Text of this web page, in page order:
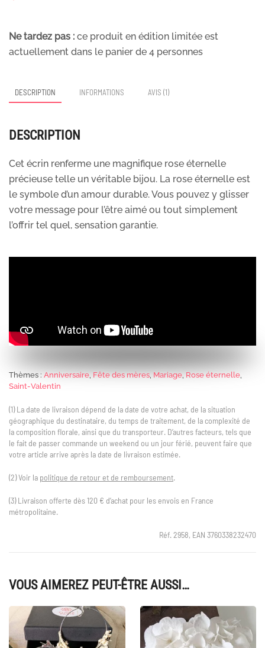
Ne tardez pas : ce produit en édition limitée est
actuellement dans le panier de 4 personnes
DESCRIPTION INFORMATIONS AVIS (1)
DESCRIPTION
Cet écrin renferme une magnifique rose éternelle
précieuse telle un véritable bijou. La rose éternelle est
le symbole d’un amour durable. Vous pouvez y glisser
votre message pour l’être aimé ou tout simplement
l’offrir tel quel, sensation garantie.
Thèmes : Anniversaire, Fête des mères, Mariage, Rose éternelle,
Saint-Valentin
(1) La date de livraison dépend de la date de votre achat, de la situation
géographique du destinataire, du temps de traitement, de la complexité de
la composition florale, ainsi que du transporteur. D’autres facteurs, tels que
le fait de passer commande un weekend ou un jour férié, peuvent faire que
votre article arrive après la date de livraison estimée.
(2) Voir la politique de retour et de remboursement.
(3) Livraison offerte dès 120 € d’achat pour les envois en France
métropolitaine.
Réf. 2958, EAN 3760338232470
VOUS AIMEREZ PEUT-ÊTRE AUSSI…